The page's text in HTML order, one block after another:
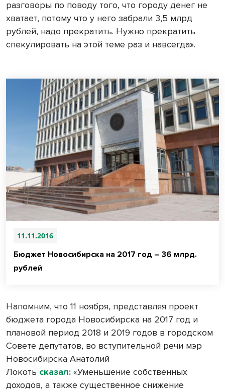
разговоры по поводу того, что городу денег не
хватает, потому что у него забрали 3,5 млрд
рублей, надо прекратить. Нужно прекратить
спекулировать на этой теме раз и навсегда».
11.11.2016
Бюджет Новосибирска на 2017 год – 36 млрд.
рублей
Напомним, что 11 ноября, представляя проект
бюджета города Новосибирска на 2017 год и
плановой период 2018 и 2019 годов в городском
Совете депутатов, во вступительной речи мэр
Новосибирска Анатолий
Локоть сказал: «Уменьшение собственных
доходов, а также существенное снижение